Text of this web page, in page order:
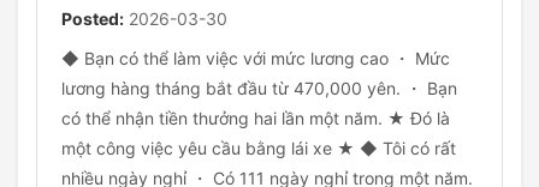
Posted: 2026-03-30
◆ Bạn có thể làm việc với mức lương cao ・ Mức
lương hàng tháng bắt đầu từ 470,000 yên. ・ Bạn
có thể nhận tiền thưởng hai lần một năm. ★ Đó là
một công việc yêu cầu bằng lái xe ★ ◆ Tôi có rất
nhiều ngày nghỉ ・ Có 111 ngày nghỉ trong một năm.